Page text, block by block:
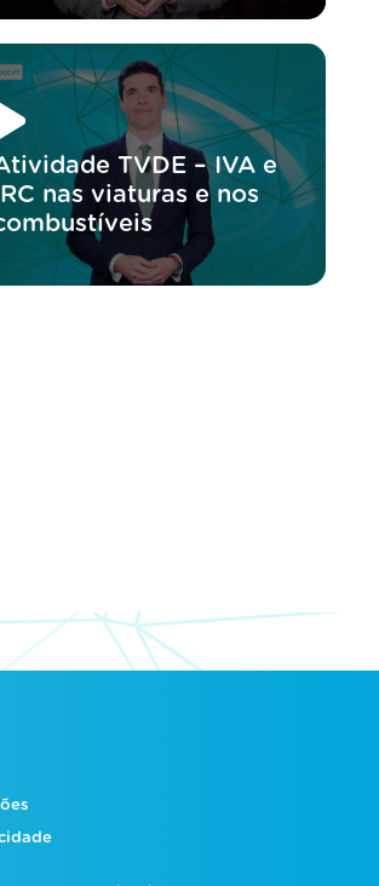
TVDE – IVA e
nas viaturas e nos